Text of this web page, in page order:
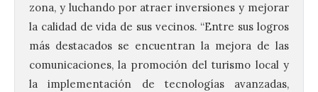
zona, y luchando por atraer inversiones y mejorar
la calidad de vida de sus vecinos. “Entre sus logros
más destacados se encuentran la mejora de las
comunicaciones, la promoción del turismo local y
la implementación de tecnologías avanzadas,